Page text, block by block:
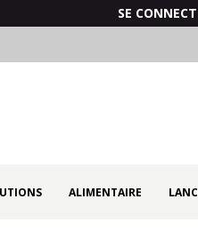
SE
ALIMENTAIRE